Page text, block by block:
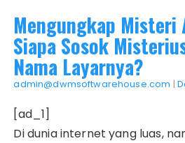
Mengungkap Misteri
Siapa Sosok
Nama Layarnya?
admin@dwmsoftwarehouse.com |
[ad_1]
Di dunia internet yang luas,